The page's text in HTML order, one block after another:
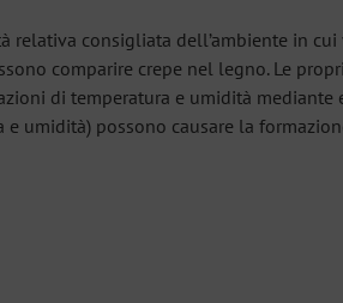
relativa consigliata dell’ambiente in
comparire crepe nel legno. Le
di temperatura e umidità
e umidità) possono causare la